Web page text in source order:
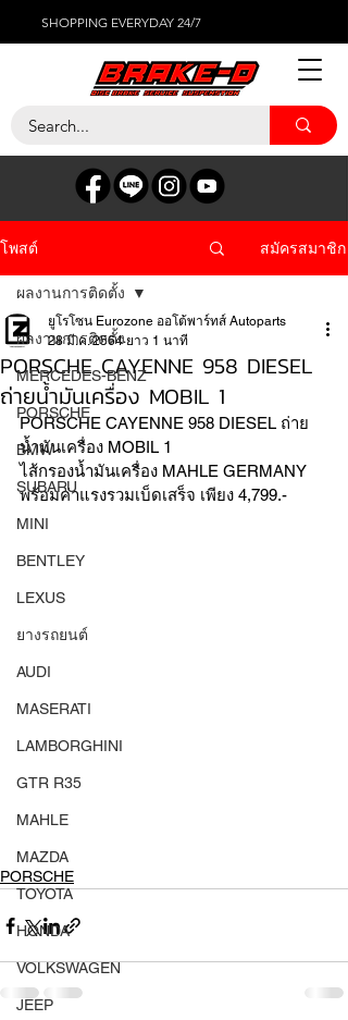
SHOPPING EVERYDAY 24/7
โพสต์ สมัครสมาชิก
ผลงานการติดตั้ง
MERCEDES-BENZ
PORSCHE
BMW
SUBARU
MINI
BENTLEY
LEXUS
ยางรถยนต์
AUDI
MASERATI
LAMBORGHINI
GTR R35
MAHLE
MAZDA
TOYOTA
HONDA
VOLKSWAGEN
JEEP
ผลงานการติดตั้ง
PORSCHE CAYENNE 958 DIESEL
ถ่ายน้ำมันเครื่อง MOBIL 1
ยูโรโซน Eurozone ออโต้พาร์ทส์ Autoparts
28 มี.ค. 2564 ยาว 1 นาที
PORSCHE CAYENNE 958 DIESEL ถ่าย
น้ำมันเครื่อง MOBIL 1
ไส้กรองน้ำมันเครื่อง MAHLE GERMANY
พร้อมค่าแรงรวมเบ็ดเสร็จ เพียง 4,799.-
PORSCHE